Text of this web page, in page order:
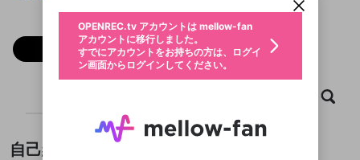
フォロー
プレイリスト
自己紹介 ブロックリストに追加しますか？
この動画の公開は終了しました
ファンレター
応援している配信者にファンレターを送ることがで
きます。好きなデザインを選んでメッセージを書い
※ファンレター機能は有料サービスです。
固定動画に設定
マイページに表示されている動画 (ライブ配信、配
信予定、アーカイブ、アップロード動画) をページ
のトップに1つ固定できます。動画タイトル横のメ
ニューより設定することができます。
選択できるプレイリストがありません。
ポイントが不足しています
ご確認ください
した。 サービスを利用するには変更後の内容を
新規登録
メールアドレスで新規登録
または
@ ログイン
メールアドレスでログイン
または
ログイン
OPENREC.tv アカウントは mellow-fan
アカウントに移行しました。
すでにアカウントをお持ちの方は、ログイ
ン画面からログインしてください。
登録したメールアドレスを入力し、送信してくださ
入力していただいたメールアドレ
スに、パスワード再設定用URLを
年
生年月は登録後に変更できません。
お住まいの地域
認証コードの入力
セッションの有効期限が切れたた
不適切なユーザーとして報告しま
すか？
問題を選択してください
わいせつな表現
サブスクシェア
詳しくはこちら
Discordアカウントをお持ちでない方